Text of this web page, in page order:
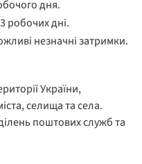
дня.
робочих дні.
незначні затримки.
України,
селища та села.
поштових служб та